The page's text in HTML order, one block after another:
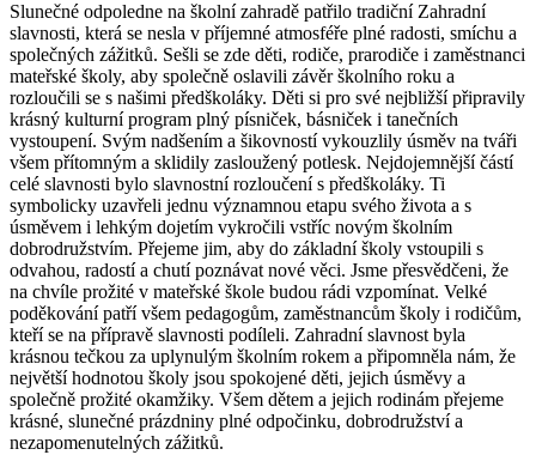
Slunečné odpoledne na školní zahradě patřilo tradiční Zahradní
slavnosti, která se nesla v příjemné atmosféře plné radosti, smíchu a
společných zážitků. Sešli se zde děti, rodiče, prarodiče i zaměstnanci
mateřské školy, aby společně oslavili závěr školního roku a
rozloučili se s našimi předškoláky. Děti si pro své nejbližší připravily
krásný kulturní program plný písniček, básniček i tanečních
vystoupení. Svým nadšením a šikovností vykouzlily úsměv na tváři
všem přítomným a sklidily zasloužený potlesk. Nejdojemnější částí
celé slavnosti bylo slavnostní rozloučení s předškoláky. Ti
symbolicky uzavřeli jednu významnou etapu svého života a s
úsměvem i lehkým dojetím vykročili vstříc novým školním
dobrodružstvím. Přejeme jim, aby do základní školy vstoupili s
odvahou, radostí a chutí poznávat nové věci. Jsme přesvědčeni, že
na chvíle prožité v mateřské škole budou rádi vzpomínat. Velké
poděkování patří všem pedagogům, zaměstnancům školy i rodičům,
kteří se na přípravě slavnosti podíleli. Zahradní slavnost byla
krásnou tečkou za uplynulým školním rokem a připomněla nám, že
největší hodnotou školy jsou spokojené děti, jejich úsměvy a
společně prožité okamžiky. Všem dětem a jejich rodinám přejeme
krásné, slunečné prázdniny plné odpočinku, dobrodružství a
nezapomenutelných zážitků.